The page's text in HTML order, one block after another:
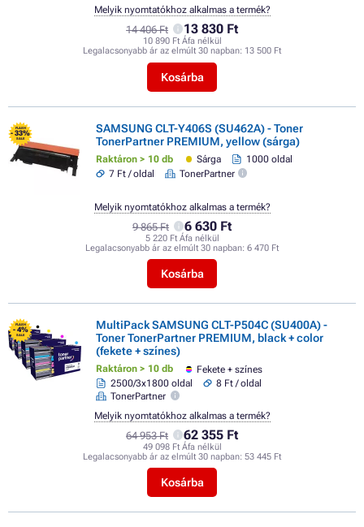
14 406 Ft 13 830 Ft
10 890 Ft Áfa nélkül
Legalacsonyabb ár az elmúlt 30 napban: 13 500 Ft
Kosárba
Melyik nyomtatókhoz alkalmas a termék?
FLASH
- 33%
SALE
SAMSUNG CLT-Y406S (SU462A) - Toner
TonerPartner PREMIUM, yellow (sárga)
Raktáron > 10 db Sárga
1000 oldal
7 Ft / oldal
TonerPartner
9 865 Ft 6 630 Ft
5 220 Ft Áfa nélkül
Legalacsonyabb ár az elmúlt 30 napban: 6 470 Ft
Kosárba
Melyik nyomtatókhoz alkalmas a termék?
FLASH
- 4%
SALE
MultiPack SAMSUNG CLT-P504C (SU400A) -
Toner TonerPartner PREMIUM, black + color
(fekete + színes)
Raktáron > 10 db
Fekete + színes
2500/3x1800 oldal
8 Ft / oldal
TonerPartner
64 953 Ft 62 355 Ft
49 098 Ft Áfa nélkül
Legalacsonyabb ár az elmúlt 30 napban: 53 445 Ft
Kosárba
Melyik nyomtatókhoz alkalmas a termék?